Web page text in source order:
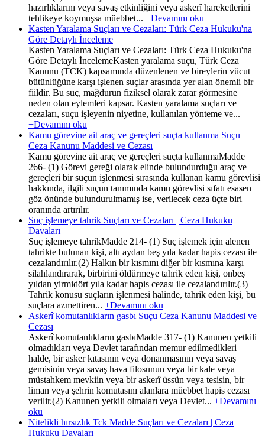
hazırlıklarını veya savaş etkinliğini veya askerî hareketlerini
tehlikeye koymuşsa müebbet... +Devamını oku
Kasten Yaralama Suçları ve Cezaları: Türk Ceza Hukuku'na
Göre Detaylı İnceleme
Kasten Yaralama Suçları ve Cezaları: Türk Ceza Hukuku'na
Göre Detaylı İncelemeKasten yaralama suçu, Türk Ceza
Kanunu (TCK) kapsamında düzenlenen ve bireylerin vücut
bütünlüğüne karşı işlenen suçlar arasında yer alan önemli bir
fiildir. Bu suç, mağdurun fiziksel olarak zarar görmesine
neden olan eylemleri kapsar. Kasten yaralama suçları ve
cezaları, suçu işleyenin niyetine, kullanılan yönteme ve...
+Devamını oku
Kamu görevine ait araç ve gereçleri suçta kullanma Suçu
Ceza Kanunu Maddesi ve Cezası
Kamu görevine ait araç ve gereçleri suçta kullanmaMadde
266- (1) Görevi gereği olarak elinde bulundurduğu araç ve
gereçleri bir suçun işlenmesi sırasında kullanan kamu görevlisi
hakkında, ilgili suçun tanımında kamu görevlisi sıfatı esasen
göz önünde bulundurulmamış ise, verilecek ceza üçte biri
oranında artırılır.
Suç işlemeye tahrik Suçları ve Cezaları | Ceza Hukuku
Davaları
Suç işlemeye tahrikMadde 214- (1) Suç işlemek için alenen
tahrikte bulunan kişi, altı aydan beş yıla kadar hapis cezası ile
cezalandırılır.(2) Halkın bir kısmını diğer bir kısmına karşı
silahlandırarak, birbirini öldürmeye tahrik eden kişi, onbeş
yıldan yirmidört yıla kadar hapis cezası ile cezalandırılır.(3)
Tahrik konusu suçların işlenmesi halinde, tahrik eden kişi, bu
suçlara azmettiren... +Devamını oku
Askerî komutanlıkların gasbı Suçu Ceza Kanunu Maddesi ve
Cezası
Askerî komutanlıkların gasbıMadde 317- (1) Kanunen yetkili
olmadıkları veya Devlet tarafından memur edilmedikleri
halde, bir asker kıtasının veya donanmasının veya savaş
gemisinin veya savaş hava filosunun veya bir kale veya
müstahkem mevkiin veya bir askerî üssün veya tesisin, bir
liman veya şehrin komutasını alanlara müebbet hapis cezası
verilir.(2) Kanunen yetkili olmaları veya Devlet... +Devamını
oku
Nitelikli hırsızlık Tck Madde Suçları ve Cezaları | Ceza
Hukuku Davaları